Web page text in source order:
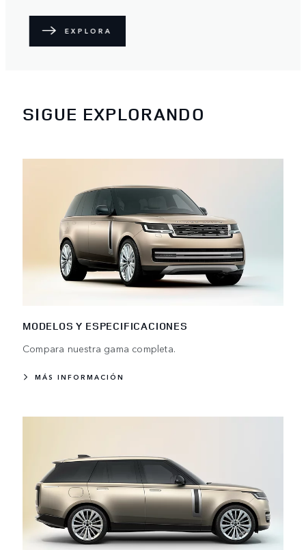
SIGUE EXPLORANDO
MODELOS Y ESPECIFICACIONES
Compara nuestra gama completa.
MÁS INFORMACIÓN